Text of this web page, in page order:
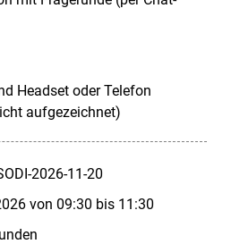
Headset oder Telefon
aufgezeichnet)
2026-11-20
von 09:30 bis 11:30